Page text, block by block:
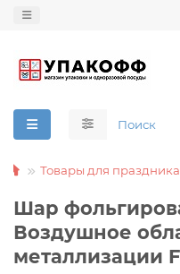
Товары для праздника
Шар
Воздушное
металлизации